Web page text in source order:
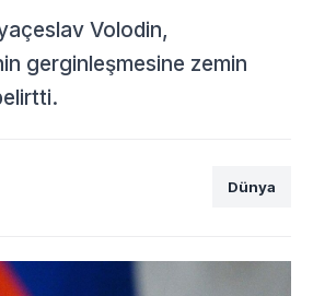
Volodin,
gerginleşmesine zemin
Dünya